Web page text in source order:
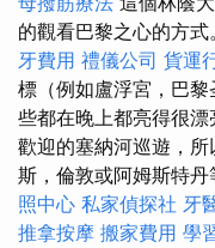
的觀看巴黎之心的方式
牙費用 禮儀公司 貨運
標（例如盧浮宮，巴
些都在晚上都亮得很
歡迎的塞納河巡遊，
斯，倫敦或阿姆斯特丹
照中心 私家偵探社 牙
推拿按摩 搬家費用 學